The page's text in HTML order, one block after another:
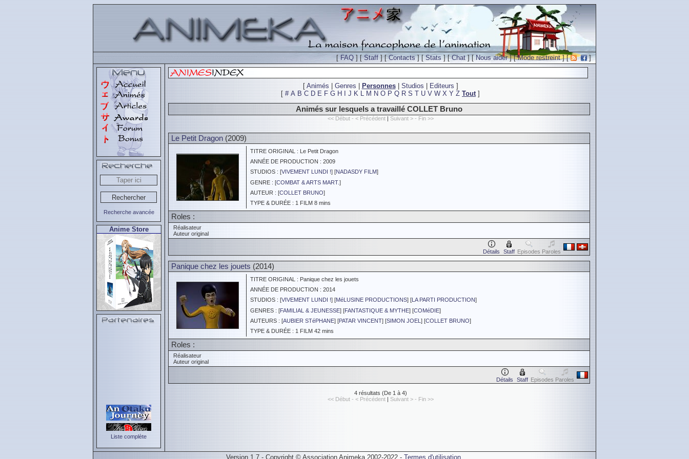
[FAQ ] [Staff ] [Contacts] [Stats] [Chat] [Nous aider] [Mode restreint] [ ]
Recherche avancée
Anime Store
Liste complète
[ Animés Genres Personnes| Studios Editeurs ]
[ # A B C D E F G H J K L M N O P Q R S T U V W X Y Z Tout]
Animés sur lesquels a travaillé COLLET Bruno
<< Début - < Précédent | Suivant > - Fin >>
Le Petit Dragon (2009)
TITRE ORIGINAL : Le Petit Dragon
ANNÉE DE PRODUCTION : 2009
STUDIOS : [VIVEMENT LUNDI !] [NADASDY FILM]
GENRE : [COMBAT & ARTS MART.]
AUTEUR : [COLLET BRUNO]
TYPE & DURÉE : 1 FILM 8 mins
Roles :
Réalisateur
Auteur original
Détails Staff Episodes Paroles
Panique chez les jouets (2014)
TITRE ORIGINAL : Panique chez les jouets
ANNÉE DE PRODUCTION : 2014
STUDIOS : [VIVEMENT LUNDI !] [MéLUSINE PRODUCTIONS] [LA PARTI PRODUCTION]
GENRES : [FAMILIAL & JEUNESSE] [FANTASTIQUE & MYTHE] [COMéDIE]
AUTEURS : [AUBIER STéPHANE] [PATAR VINCENT] [SIMON JOEL ] [COLLET BRUNO]
TYPE & DURÉE : 1 FILM 42 mins
Roles :
Réalisateur
Auteur original
Détails Staff Episodes Paroles
4 résultats (De 1 à 4)
<< Début - < Précédent | Suivant > - Fin >>
Version 1.7 - Copyright © Association Animeka 2002-2022 - Termes d'utilisation